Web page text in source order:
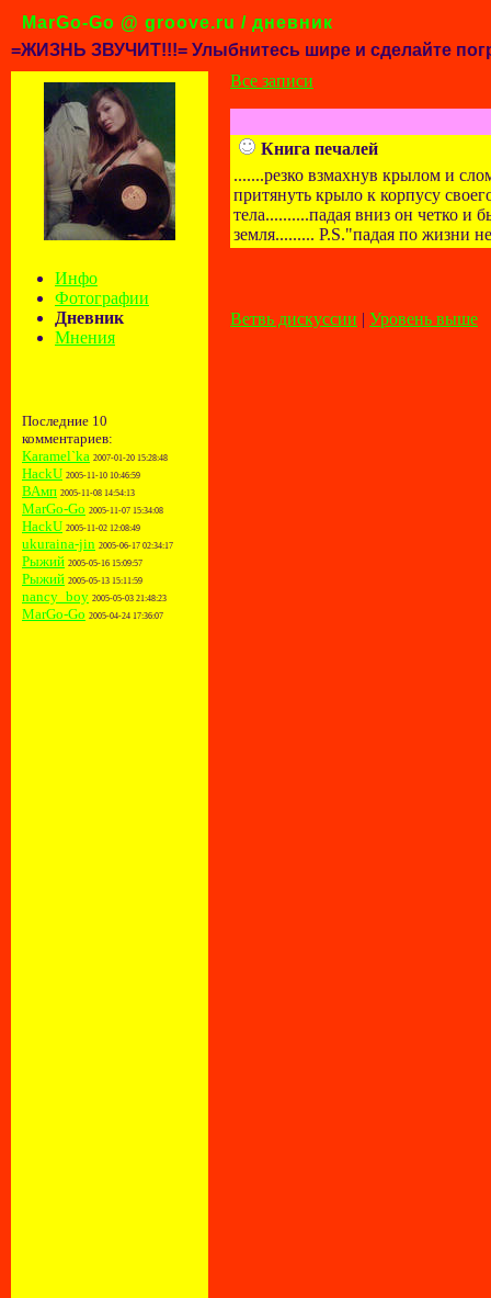
MarGo-Go @ groove.ru / дневник
=ЖИЗНЬ ЗВУЧИТ!!!= Улыбнитесь шире и сделайте
Инфо
Фотографии
Дневник
Мнения
Последние 10
комментариев:
Karamel`ka 2007-01-20 15:28:48
HackU 2005-11-10 10:46:59
ВАмп 2005-11-08 14:54:13
MarGo-Go 2005-11-07 15:34:08
HackU 2005-11-02 12:08:49
ukuraina-jin 2005-06-17 02:34:17
Рыжий 2005-05-16 15:09:57
Рыжий 2005-05-13 15:11:59
nancy_boy 2005-05-03 21:48:23
MarGo-Go 2005-04-24 17:36:07
Все записи
Книга печалей
.......резко взмахнув крылом и
притянуть крыло к корпусу
тела..........падая вниз он четко и
земля......... P.S."падая по жизни
Ветвь дискуссии | Уровень выше